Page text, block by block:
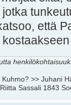
että
>> Juhani
Sassali 1843